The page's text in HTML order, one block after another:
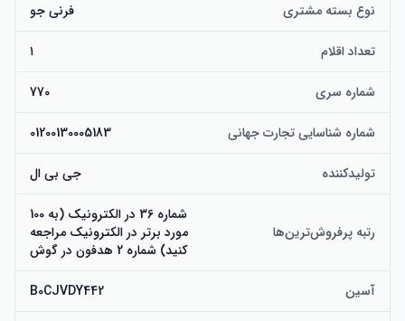
نوع بسته مشتری فرنی جو
تعداد اقلام ۱
شماره سری 770
شماره شناسایی تجارت جهانی 01200130005183
تولیدکننده جی بی ال
رتبه پرفروش‌ترین‌ها
شماره 36 در الکترونیک (به 100
مورد برتر در الکترونیک مراجعه
کنید) شماره 2 هدفون در گوش
آسین B0CJVDY442